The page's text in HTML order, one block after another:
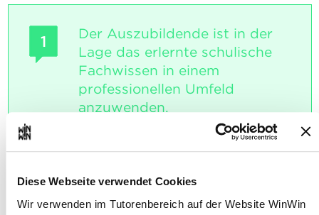
Diese Webseite verwendet Cookies
Wir verwenden im Tutorenbereich auf der Website WinWin
1
Der Auszubildende ist in der
Lage das erlernte schulische
Fachwissen in einem
professionellen Umfeld
anzuwenden.
INDIKATOREN